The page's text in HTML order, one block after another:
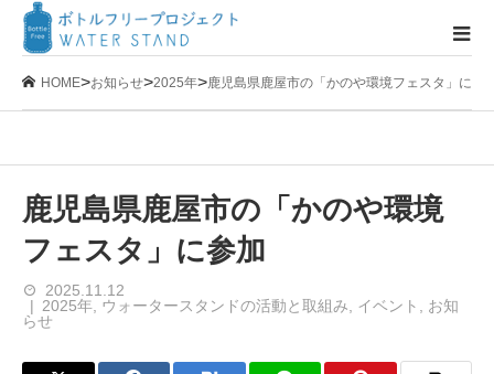
HOME>お知らせ>2025年>鹿児島県鹿屋市の「かのや環境フェスタ」に参
鹿児島県鹿屋市の「かのや環境
フェスタ」に参加
2025.11.12
2025年 ウォータースタンドの活動と取組み イベント
お知
らせ